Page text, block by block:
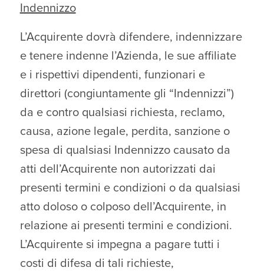
Indennizzo
L’Acquirente dovrà difendere, indennizzare
e tenere indenne l’Azienda, le sue affiliate
e i rispettivi dipendenti, funzionari e
direttori (congiuntamente gli “Indennizzi”)
da e contro qualsiasi richiesta, reclamo,
causa, azione legale, perdita, sanzione o
spesa di qualsiasi Indennizzo causato da
atti dell’Acquirente non autorizzati dai
presenti termini e condizioni o da qualsiasi
atto doloso o colposo dell’Acquirente, in
relazione ai presenti termini e condizioni.
L’Acquirente si impegna a pagare tutti i
costi di difesa di tali richieste,